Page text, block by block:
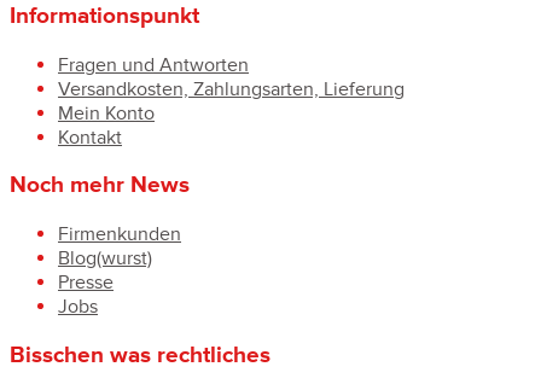
Informationspunkt
Fragen und Antworten
Versandkosten, Zahlungsarten, Lieferung
Mein Konto
Kontakt
Noch mehr News
Firmenkunden
Blog(wurst)
Presse
Jobs
Bisschen was rechtliches